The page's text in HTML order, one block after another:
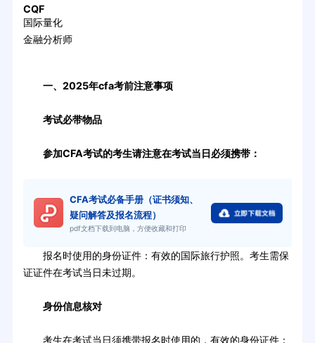
CQF
国际量化
金融分析师
一、2025年cfa考前注意事项
考试必带物品
参加CFA考试的考生请注意在考试当日必须携带：
CFA考试必备手册（证书须知、
疑问解答及报名流程）
pdf文档下载到电脑，方便收藏和打印
报名时使用的身份证件：有效的国际旅行护照。考生需保
证证件在考试当日未过期。
身份信息核对
考生在考试当日须携带报名时使用的，有效的身份证件：